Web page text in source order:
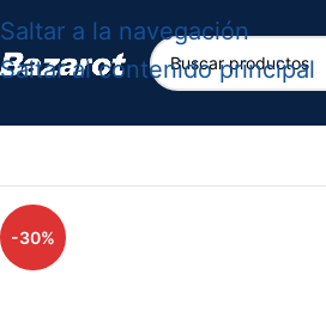
Saltar a la navegación
Saltar al contenido principal
-30%